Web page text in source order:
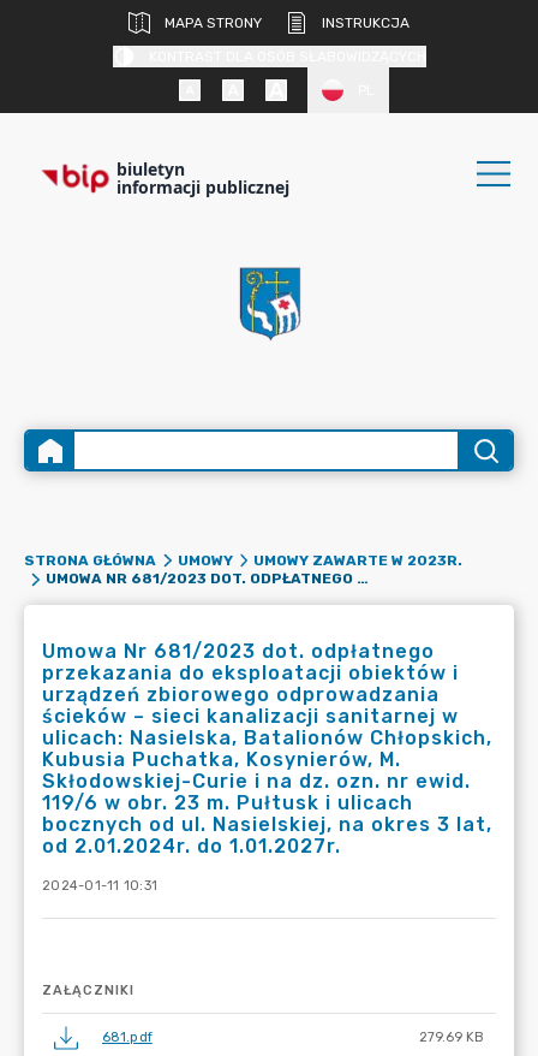
MAPA STRONY
INSTRUKCJA
biuletyn
informacji publicznej
STRONA GŁÓWNA UMOWY
UMOWY ZAWARTE W 2023R.
UMOWA NR 681/2023 DOT. ODPŁATNEGO PRZEKAZANIA DO EKSPLOATACJI OBIEKTÓW I URZĄDZEŃ ZBIOROWEGO ODPROWADZANIA ŚCIEKÓW – SIECI KANALIZACJI SANITARNEJ W ULICACH: NASIELSKA, BATALIONÓW CHŁOPSKICH, KUBUSIA PUCHATKA, KOSYNIERÓW, M. SKŁODOWSKIEJ-CURIE I NA DZ. OZN. NR EWID. 119/6 W OBR. 23 M. PUŁTUSK I ULICACH BOCZNYCH OD UL. NASIELSKIEJ, NA OKRES 3 LAT, OD 2.01.2024R. DO 1.01.2027R.
Umowa Nr 681/2023 dot. odpłatnego
przekazania do eksploatacji obiektów i
urządzeń zbiorowego odprowadzania
ścieków – sieci kanalizacji sanitarnej w
ulicach: Nasielska, Batalionów Chłopskich,
Kubusia Puchatka, Kosynierów, M.
Skłodowskiej-Curie i na dz. ozn. nr ewid.
119/6 w obr. 23 m. Pułtusk i ulicach
bocznych od ul. Nasielskiej, na okres 3 lat,
od 2.01.2024r. do 1.01.2027r.
2024-01-11 10:31
ZAŁĄCZNIKI
681.pdf 279.69 KB